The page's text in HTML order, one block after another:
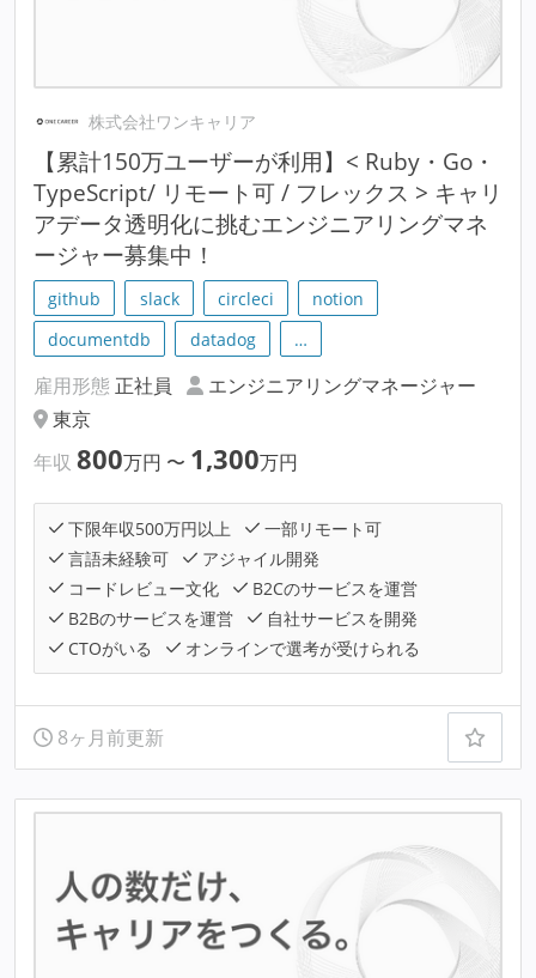
株式会社ワンキャリア
【累計150万ユーザーが利用】< Ruby・Go・
TypeScript/ リモート可 / フレックス > キャリ
アデータ透明化に挑むエンジニアリングマネ
ージャー募集中！
github slack circleci
notion
documentdb
datadog …
雇用形態 正社員
エンジニアリングマネージャー
東京
年収 800万円 〜 1,300万円
下限年収500万円以上
一部リモート可
言語未経験可
アジャイル開発
コードレビュー文化
B2Cのサービスを運営
B2Bのサービスを運営
自社サービスを開発
CTOがいる
オンラインで選考が受けられる
8ヶ月前更新